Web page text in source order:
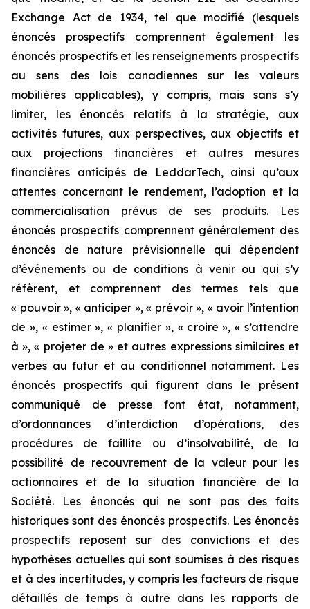
Exchange Act de 1934, tel que modifié (lesquels
énoncés prospectifs comprennent également les
énoncés prospectifs et les renseignements prospectifs
au sens des lois canadiennes sur les valeurs
mobilières applicables), y compris, mais sans s’y
limiter, les énoncés relatifs à la stratégie, aux
activités futures, aux perspectives, aux objectifs et
aux projections financières et autres mesures
financières anticipés de LeddarTech, ainsi qu’aux
attentes concernant le rendement, l’adoption et la
commercialisation prévus de ses produits. Les
énoncés prospectifs comprennent généralement des
énoncés de nature prévisionnelle qui dépendent
d’événements ou de conditions à venir ou qui s’y
réfèrent, et comprennent des termes tels que
« pouvoir », « anticiper », « prévoir », « avoir l’intention
de », « estimer », « planifier », « croire », « s’attendre
à », « projeter de » et autres expressions similaires et
verbes au futur et au conditionnel notamment. Les
énoncés prospectifs qui figurent dans le présent
communiqué de presse font état, notamment,
d’ordonnances d’interdiction d’opérations, des
procédures de faillite ou d’insolvabilité, de la
possibilité de recouvrement de la valeur pour les
actionnaires et de la situation financière de la
Société. Les énoncés qui ne sont pas des faits
historiques sont des énoncés prospectifs. Les énoncés
prospectifs reposent sur des convictions et des
hypothèses actuelles qui sont soumises à des risques
et à des incertitudes, y compris les facteurs de risque
détaillés de temps à autre dans les rapports de